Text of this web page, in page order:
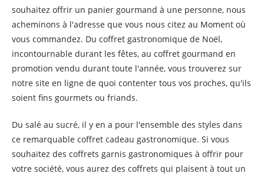
souhaitez offrir un panier gourmand à une personne, nous
acheminons à l'adresse que vous nous citez au Moment où
vous commandez. Du coffret gastronomique de Noël,
incontournable durant les fêtes, au coffret gourmand en
promotion vendu durant toute l'année, vous trouverez sur
notre site en ligne de quoi contenter tous vos proches, qu'ils
soient fins gourmets ou friands.
Du salé au sucré, il y en a pour l'ensemble des styles dans
ce remarquable coffret cadeau gastronomique. Si vous
souhaitez des coffrets garnis gastronomiques à offrir pour
votre société, vous aurez des coffrets qui plaisent à tout un